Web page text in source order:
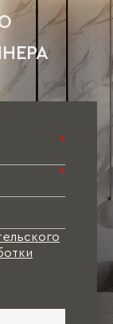
*
*